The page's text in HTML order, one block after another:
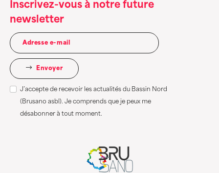
Inscrivez-vous à notre future
newsletter
Envoyer
J’accepte de recevoir les actualités du Bassin Nord
(Brusano asbl). Je comprends que je peux me
désabonner à tout moment.